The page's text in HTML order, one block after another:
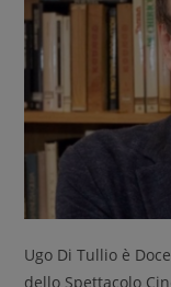
Ugo Di Tullio è
dello Spettacolo